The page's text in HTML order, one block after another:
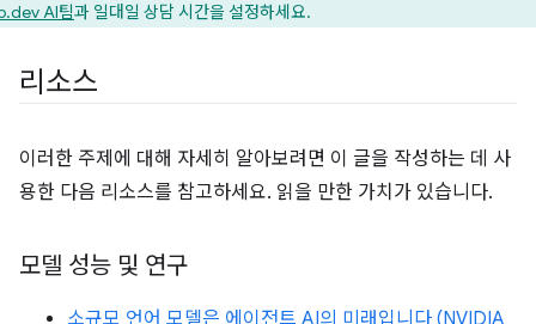
AI팀과 일대일 상담 시간을 설정하세요.
리소스
이러한 주제에 대해 자세히 알아보려면 이 글을 작성하는 데 사
용한 다음 리소스를 참고하세요. 읽을 만한 가치가 있습니다.
모델 성능 및 연구